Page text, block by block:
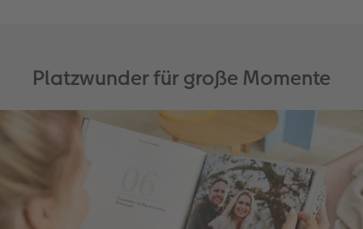
Platzwunder für große Momente